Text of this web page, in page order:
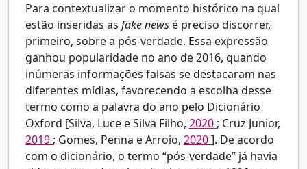
Para contextualizar o momento histórico na qual
estão inseridas as fake news é preciso discorrer,
primeiro, sobre a pós-verdade. Essa expressão
ganhou popularidade no ano de 2016, quando
inúmeras informações falsas se destacaram nas
diferentes mídias, favorecendo a escolha desse
termo como a palavra do ano pelo Dicionário
Oxford [Silva, Luce e Silva Filho, 2020; Cruz Junior,
2019; Gomes, Penna e Arroio, 2020]. De acordo
com o dicionário, o termo “pós-verdade” já havia